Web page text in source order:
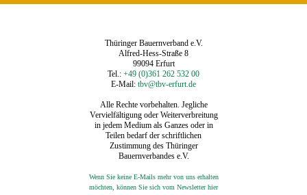
Thüringer Bauernverband e.V.
Alfred-Hess-Straße 8
99094 Erfurt
Tel.: +49 (0)361 262 532 00
E-Mail: tbv@tbv-erfurt.de
Alle Rechte vorbehalten. Jegliche
Vervielfältigung oder Weiterverbreitung
in jedem Medium als Ganzes oder in
Teilen bedarf der schriftlichen
Zustimmung des Thüringer
Bauernverbandes e.V.
Wenn Sie keine E-Mails mehr von uns erhalten
möchten, können Sie sich vom Newsletter hier